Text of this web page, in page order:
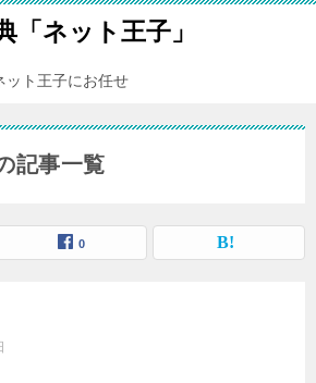
「ネット王子」
ット王子にお任せ
記事一覧
0